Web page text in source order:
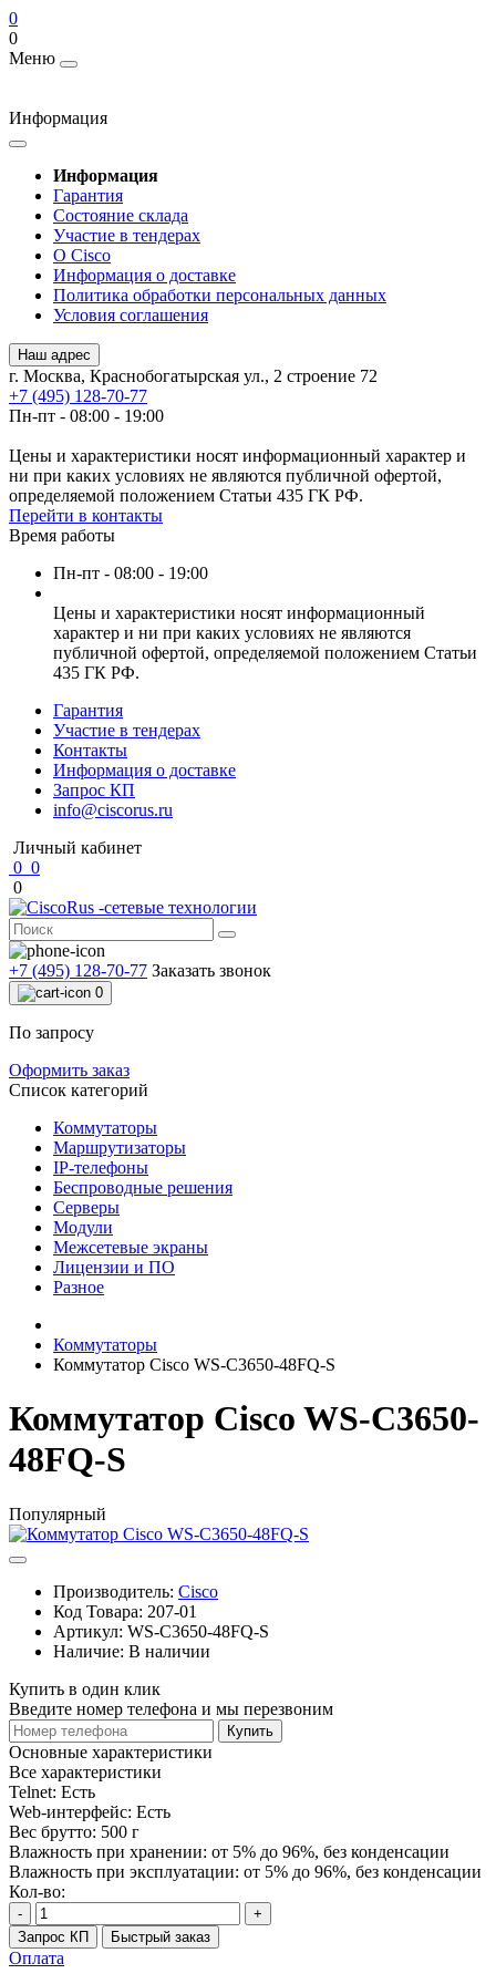
0
0
Меню
Информация
Информация
Гарантия
Состояние склада
Участие в тендерах
О Cisco
Информация о доставке
Политика обработки персональных данных
Условия соглашения
Наш адрес
г. Москва, Краснобогатырская ул., 2 строение 72
+7 (495) 128-70-77
Пн-пт - 08:00 - 19:00
Цены и характеристики носят информационный характер и
ни при каких условиях не являются публичной офертой,
определяемой положением Статьи 435 ГК РФ.
Перейти в контакты
Время работы
Пн-пт - 08:00 - 19:00
Цены и характеристики носят информационный
характер и ни при каких условиях не являются
публичной офертой, определяемой положением Статьи
435 ГК РФ.
Гарантия
Участие в тендерах
Контакты
Информация о доставке
Запрос КП
info@ciscorus.ru
Личный кабинет
0 0
0
+7 (495) 128-70-77 Заказать звонок
0
По запросу
Оформить заказ
Список категорий
Коммутаторы
Маршрутизаторы
IP-телефоны
Беспроводные решения
Серверы
Модули
Межсетевые экраны
Лицензии и ПО
Разное
Коммутаторы
Коммутатор Cisco WS-C3650-48FQ-S
Коммутатор Cisco WS-C3650-
48FQ-S
Популярный
Производитель: Cisco
Код Товара: 207-01
Артикул: WS-C3650-48FQ-S
Наличие: В наличии
Купить в один клик
Введите номер телефона и мы перезвоним
Купить
Основные характеристики
Все характеристики
Telnet: Есть
Web-интерфейс: Есть
Вес брутто: 500 г
Влажность при хранении: от 5% до 96%, без конденсации
Влажность при эксплуатации: от 5% до 96%, без конденсации
Кол-во:
-
+
Запрос КП
Быстрый заказ
Оплата